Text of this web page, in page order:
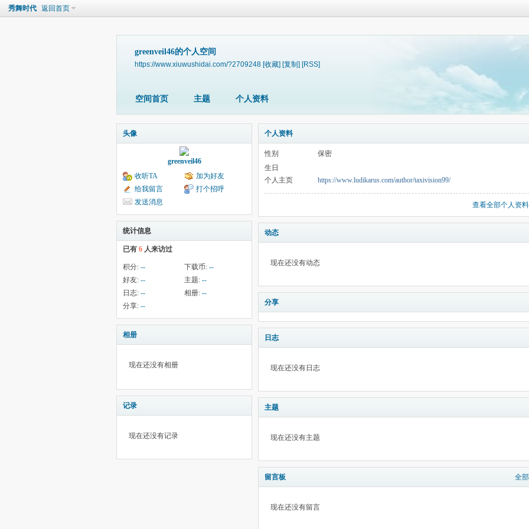
秀舞时代 返回首页
greenveil46的个人空间
https://www.xiuwushidai.com/?2709248 [收藏] [复制] [RSS]
空间首页 主题 个人资料
头像
greenveil46
收听TA
加为好友
给我留言
打个招呼
发送消息
统计信息
已有 6 人来访过
积分: -- 下载币: --
好友: -- 主题: --
日志: -- 相册: --
分享: --
相册
现在还没有相册
记录
现在还没有记录
个人资料
性别
保密
生日
个人主页
https://www.ludikarus.com/author/taxivision99/
查看全部个人资料
动态
现在还没有动态
分享
日志
现在还没有日志
主题
现在还没有主题
留言板 全部
现在还没有留言